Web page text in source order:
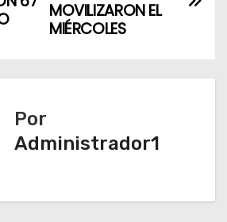
MOVILIZARON EL
MIÉRCOLES
Por
Administrador1